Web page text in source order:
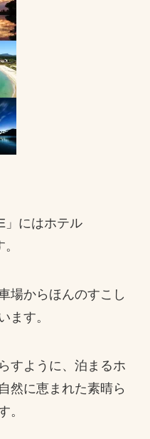
」にはホテル
場からほんのすこし
ます。
すように、泊まるホ
然に恵まれた素晴ら
。